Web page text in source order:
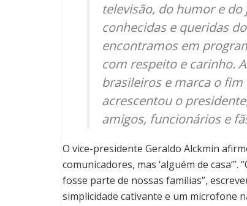
televisão, do humor e
conhecidas e queridas
encontramos em
com respeito e carinho.
brasileiros e marca o fim
acrescentou o
amigos, funcionários e
O vice-presidente Geraldo Alckmin
comunicadores, mas ‘alguém de
fosse parte de nossas famílias”,
simplicidade cativante e um microfone